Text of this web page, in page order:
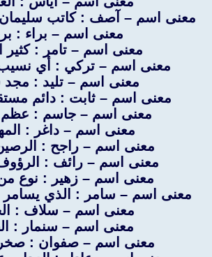
معنى اسم – آصف : كاتب سليمان
معنى اسم – براء :
معنى اسم – تامر : كثير
معنى اسم – تركي : أي نسيب
معنى اسم – تليد : مجد
معنى اسم – ثابت : دائم
معنى اسم – جاسم :
معنى اسم – داغر :
معنى اسم – راجح :
معنى اسم – رائف :
معنى اسم – زهير : نوع من
معنى اسم – سامر : الذي يسامر
معنى اسم – سلاف :
معنى اسم – سنمار :
معنى اسم – صفوان :